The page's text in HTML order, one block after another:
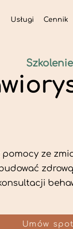
Usługi Cennik
pomocy ze
Umów